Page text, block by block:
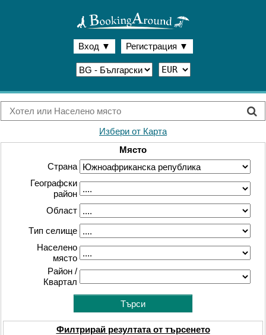
Вход ▼ Регистрация ▼
Избери от Карта
Място
Страна
Географски
район
Област
Tип селище
Населено
място
Район /
Квартал
Филтрирай резултата от търсенето